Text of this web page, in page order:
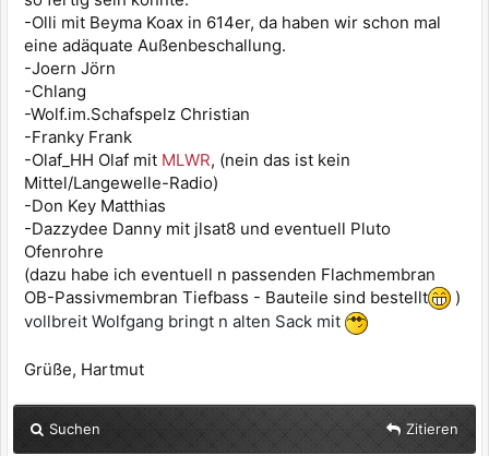
-Olli mit Beyma Koax in 614er, da haben wir schon mal
eine adäquate Außenbeschallung.
-Joern Jörn
-Chlang
-Wolf.im.Schafspelz Christian
-Franky Frank
-Olaf_HH Olaf mit MLWR, (nein das ist kein
Mittel/Langewelle-Radio)
-Don Key Matthias
-Dazzydee Danny mit jlsat8 und eventuell Pluto
Ofenrohre
(dazu habe ich eventuell n passenden Flachmembran
OB-Passivmembran Tiefbass - Bauteile sind bestellt
)
vollbreit Wolfgang bringt n alten Sack mit
Grüße, Hartmut
Suchen Zitieren